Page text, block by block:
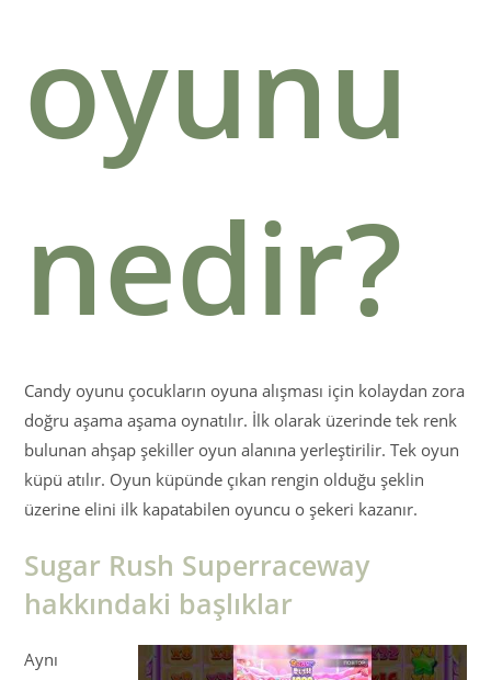
oyunu
nedir?
Candy oyunu çocukların oyuna alışması için kolaydan zora
doğru aşama aşama oynatılır. İlk olarak üzerinde tek renk
bulunan ahşap şekiller oyun alanına yerleştirilir. Tek oyun
küpü atılır. Oyun küpünde çıkan rengin olduğu şeklin
üzerine elini ilk kapatabilen oyuncu o şekeri kazanır.
Sugar Rush Superraceway
hakkındaki başlıklar
Aynı